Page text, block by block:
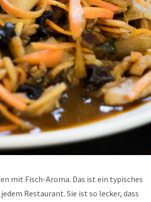
mit Fisch-Aroma. Das ist ein typisches
Restaurant. Sie ist so lecker, dass